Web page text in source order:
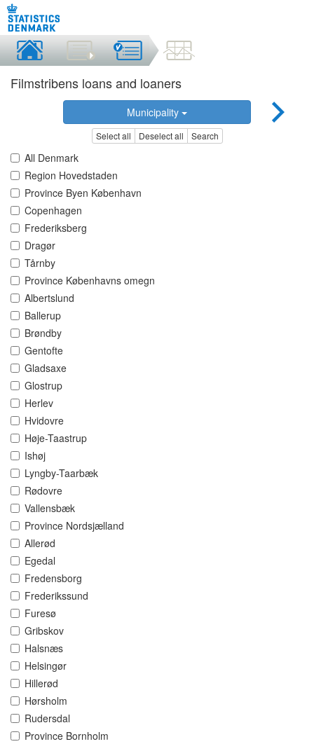
Filmstribens loans and loaners
Municipality
Select all Deselect all Search
All Denmark
Region Hovedstaden
Province Byen København
Copenhagen
Frederiksberg
Dragør
Tårnby
Province Københavns omegn
Albertslund
Ballerup
Brøndby
Gentofte
Gladsaxe
Glostrup
Herlev
Hvidovre
Høje-Taastrup
Ishøj
Lyngby-Taarbæk
Rødovre
Vallensbæk
Province Nordsjælland
Allerød
Egedal
Fredensborg
Frederikssund
Furesø
Gribskov
Halsnæs
Helsingør
Hillerød
Hørsholm
Rudersdal
Province Bornholm